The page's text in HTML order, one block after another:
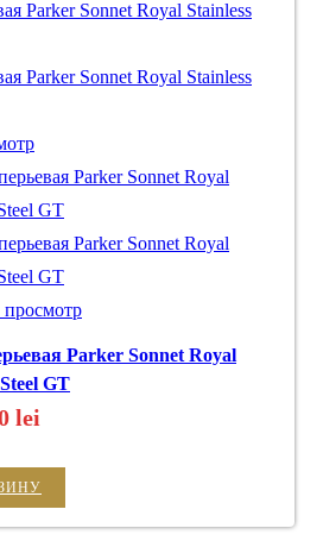
Parker Sonnet Royal
GT
lei